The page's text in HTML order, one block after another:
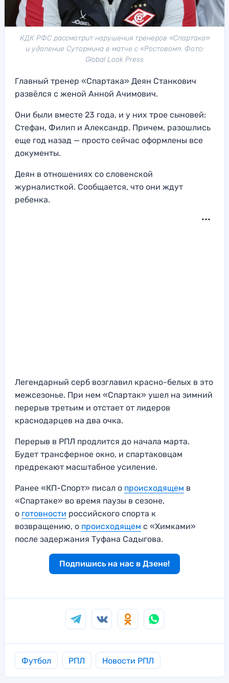
КДК РФС рассмотрит нарушения тренеров «Спартака»
и удаление Сутормина в матче с «Ростовом». Фото:
Global Look Press
Главный тренер «Спартака» Деян Станкович
развёлся с женой Анной Ачимович.
Они были вместе 23 года, и у них трое сыновей:
Стефан, Филип и Александр. Причем, разошлись
еще год назад — просто сейчас оформлены все
документы.
Деян в отношениях со словенской
журналисткой. Сообщается, что они ждут
ребенка.
Легендарный серб возглавил красно-белых в это
межсезонье. При нем «Спартак» ушел на зимний
перерыв третьим и отстает от лидеров
краснодарцев на два очка.
Перерыв в РПЛ продлится до начала марта.
Будет трансферное окно, и спартаковцам
предрекают масштабное усиление.
Ранее «КП-Спорт» писал о происходящем в
«Спартаке» во время паузы в сезоне,
о готовности российского спорта к
возвращению, о происходящем с «Химками»
после задержания Туфана Садыгова.
Подпишись на нас в Дзене!
Футбол РПЛ Новости РПЛ